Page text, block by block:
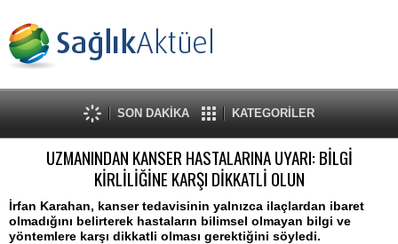
SON DAKİKA KATEGORİLER
UZMANINDAN KANSER HASTALARINA UYARI: BİLGİ
KİRLİLİĞİNE KARŞI DİKKATLİ OLUN
İrfan Karahan, kanser tedavisinin yalnızca ilaçlardan ibaret
olmadığını belirterek hastaların bilimsel olmayan bilgi ve
yöntemlere karşı dikkatli olması gerektiğini söyledi.